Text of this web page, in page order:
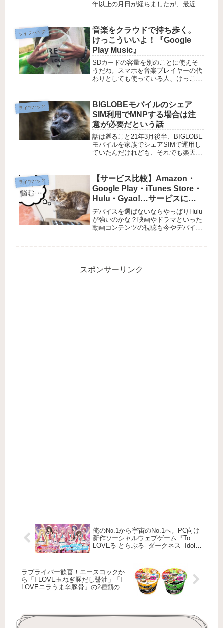
年以上の月日が経ちましたが、最近ま
使用しかしてないからね。知らなくて
も仕方ないよね（言い訳）。
ライフハック
音楽をクラウドで持ち歩く。
けっこういいよ！『Google
Play Music』
SDカードの容量を別のことに使えそ
うだね。スマホを音楽プレイヤーの代
わりとしても使っている人、けっこう
う人も多そう。音楽だけに容量を割い
ているんならまだしも、アプリや写
真、...
ライフハック
BIGLOBEモバイルのシェア
SIM利用でMNPする場合は注
意が必要だという話
話は遡ること21年3月後半、BIGLOBE
モバイルを家族でシェアSIMで運用し
ていたんだけれども、それでも楽天モ
付期限が21年4月7日までと期限が迫っ
ている。これは乗り換え...
ライフハック
【サービス比較】Amazon・
Google Play・iTunes Store・
Hulu・Gyao!…サービスにど
れくらい依存するかで利用す
るサービスは決めた方がいい
【動画視聴】
デバイスを選ばないならやっぱりHulu
が強いのかな？映画やドラマといった
動画コンテンツの視聴も今やデバイス
スポンサーリンク
俺のNo.1から宇宙のNo.1へ。PC向け
新作ソーシャルウェブゲーム『To
LOVEる-とらぶる- ダークネス -Idol
ラブライバー歓喜！エースコックか
ら「I LOVE玉ねぎ豚だし醤油」「I
LOVEニラうま辛豚骨」の2種類のラ